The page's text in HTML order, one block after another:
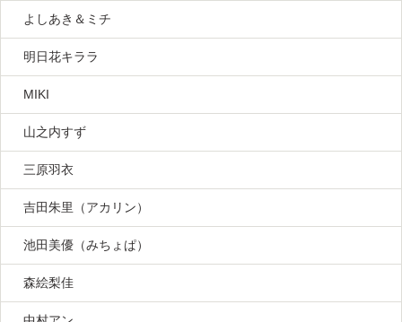
よしあき＆ミチ
明日花キララ
MIKI
山之内すず
三原羽衣
吉田朱里（アカリン）
池田美優（みちょぱ）
森絵梨佳